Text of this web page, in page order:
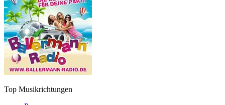
Top Musikrichtungen